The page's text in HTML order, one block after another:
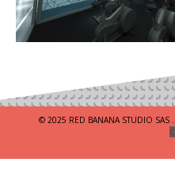
© 2025 RED BANANA STUDIO SAS